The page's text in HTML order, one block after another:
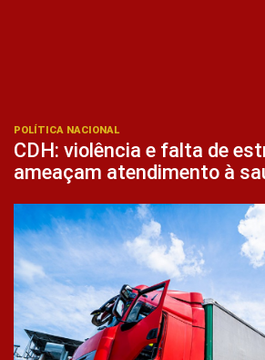
POLÍTICA NACIONAL
CDH: violência e falta de
ameaçam atendimento à